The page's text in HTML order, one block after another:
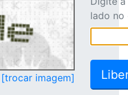
[trocar imagem]
lado no